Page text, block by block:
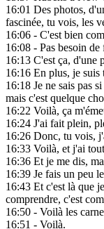
16:01 Des photos,
fascinée, tu vois, les
16:06 - C'est bien
16:08 - Pas besoin de
16:13 C'est ça, d'une
16:16 En plus, je suis
16:18 Je ne sais pas
mais c'est quelque
16:22 Voilà, ça
16:24 J'ai fait plein,
16:26 Donc, tu vois,
16:33 Voilà, et j'ai
16:36 Et je me dis,
16:39 Je fais un peu
16:43 Et c'est là que
comprendre, c'est
16:50 - Voilà les
16:51 - Voilà.